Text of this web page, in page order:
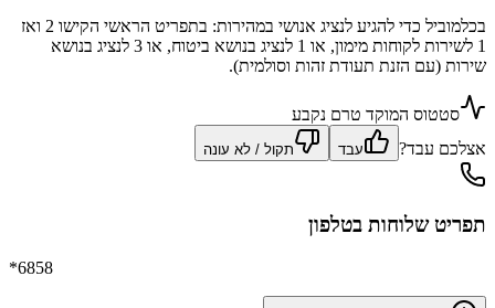
בכלמוביל כדי להגיע לנציג אנושי במהירות: בתפריט הראשי הקישו 2 ואז
1 לשירות לקוחות מימון, או 1 לנציג בנושא ביטוח, או 3 לנציג בנושא
שירות (עם הזנת תעודת זהות וסולמית).
סטטוס המוקד טרם נקבע
אצלכם עבד?
עבד תקול / לא עונה
תפריט שלוחות בטלפון
*6858